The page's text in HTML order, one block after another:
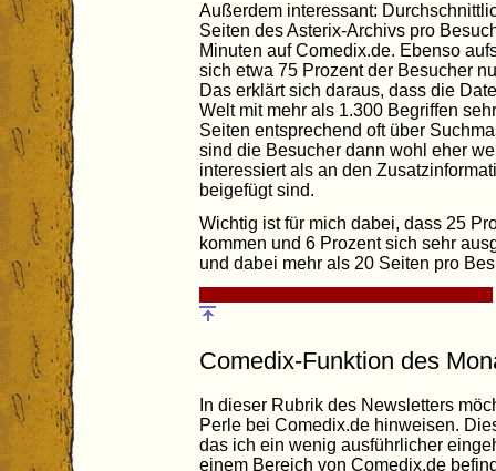
Außerdem interessant:
Seiten des Asterix-Archivs pro
Minuten auf Comedix.de. Ebenso
sich etwa 75 Prozent der Besucher
Das erklärt sich daraus, dass die
Welt mit mehr als 1.300 Begriffen
Seiten entsprechend oft über
sind die Besucher dann wohl eher
interessiert als an den
beigefügt sind.
Wichtig ist für mich dabei, dass 25
kommen und 6 Prozent sich sehr
und dabei mehr als 20 Seiten pro
Comedix-Funktion des
In dieser Rubrik des Newsletters
Perle bei Comedix.de hinweisen.
das ich ein wenig ausführlicher
einem Bereich von Comedix.de